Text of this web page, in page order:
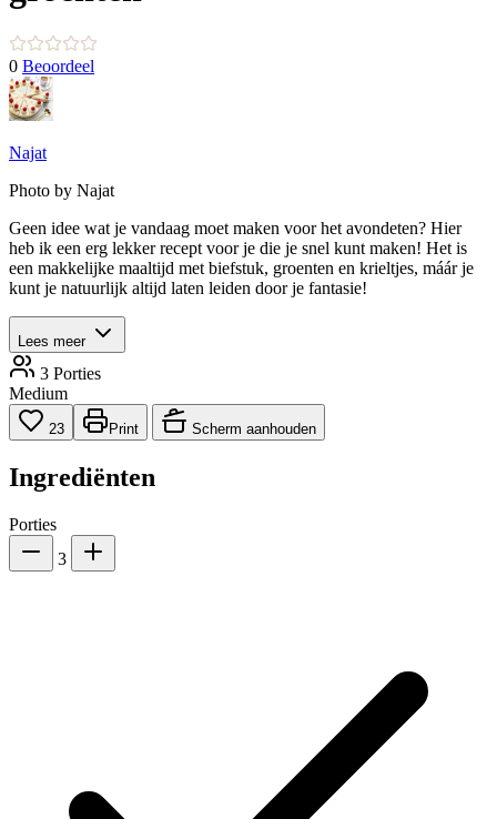
0 Beoordeel
Najat
Photo by Najat
Geen idee wat je vandaag moet maken voor het avondeten? Hier
heb ik een erg lekker recept voor je die je snel kunt maken! Het is
een makkelijke maaltijd met biefstuk, groenten en krieltjes, máár je
kunt je natuurlijk altijd laten leiden door je fantasie!
Lees meer
3 Porties
Medium
23 Print Scherm aanhouden
Ingrediënten
Porties
3